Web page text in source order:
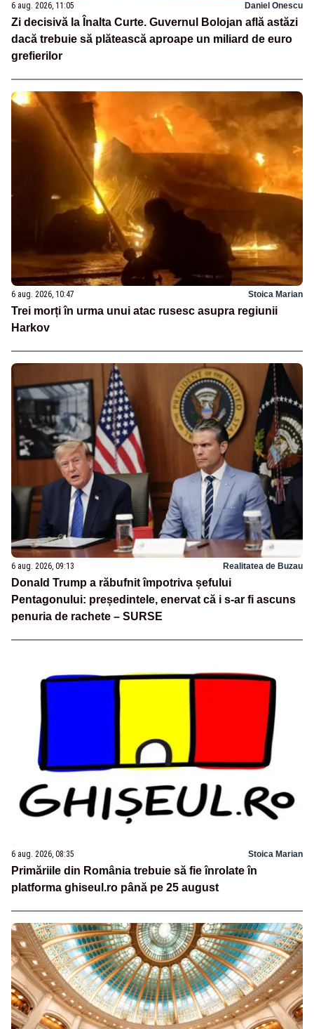
6 aug. 2026, 11:05 Daniel Onescu
Zi decisivă la Înalta Curte. Guvernul Bolojan află astăzi
dacă trebuie să plătească aproape un miliard de euro
grefierilor
6 aug. 2026, 10:47 Stoica Marian
Trei morți în urma unui atac rusesc asupra regiunii
Harkov
6 aug. 2026, 09:13 Realitatea de Buzau
Donald Trump a răbufnit împotriva șefului
Pentagonului: președintele, enervat că i s-ar fi ascuns
penuria de rachete – SURSE
6 aug. 2026, 08:35 Stoica Marian
Primăriile din România trebuie să fie înrolate în
platforma ghiseul.ro până pe 25 august